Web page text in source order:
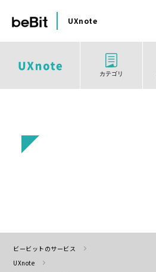
UXnote
カテゴリ
ビービットのサービス
UXnote